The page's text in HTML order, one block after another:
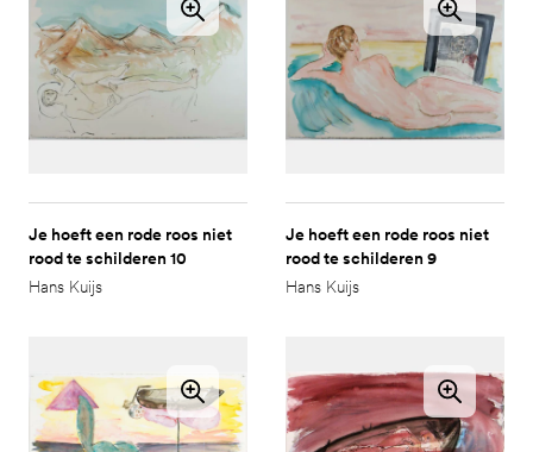
Je hoeft een rode roos niet
rood te schilderen 10
Hans Kuijs
Je hoeft een rode roos niet
rood te schilderen 9
Hans Kuijs